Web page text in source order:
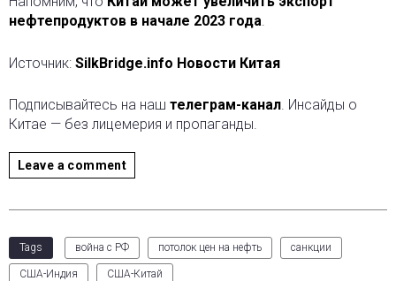
нефтепродуктов в начале 2023 года.
Источник: SilkBridge.info Новости Китая
Подписывайтесь на наш телеграм-канал. Инсайды о
Китае — без лицемерия и пропаганды.
Leave a comment
Tags война с РФ потолок цен на нефть санкции
США-Индия США-Китай